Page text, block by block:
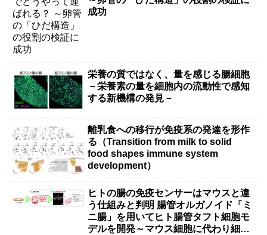
成功
栄養の質ではなく、量を感じる腸細胞
－栄養素の量を細胞内の流動性で感知
する新機構の発見－
離乳食への移行が免疫系の発達を形作
る（Transition from milk to solid
food shapes immune system
development）
ヒトの腸の免疫センサーはマウスと違
う仕組みと判明 腸管オルガノイド「ミ
ニ腸」を用いてヒト腸管タフト細胞モ
デルを開発～マウス細胞に代わり細胞